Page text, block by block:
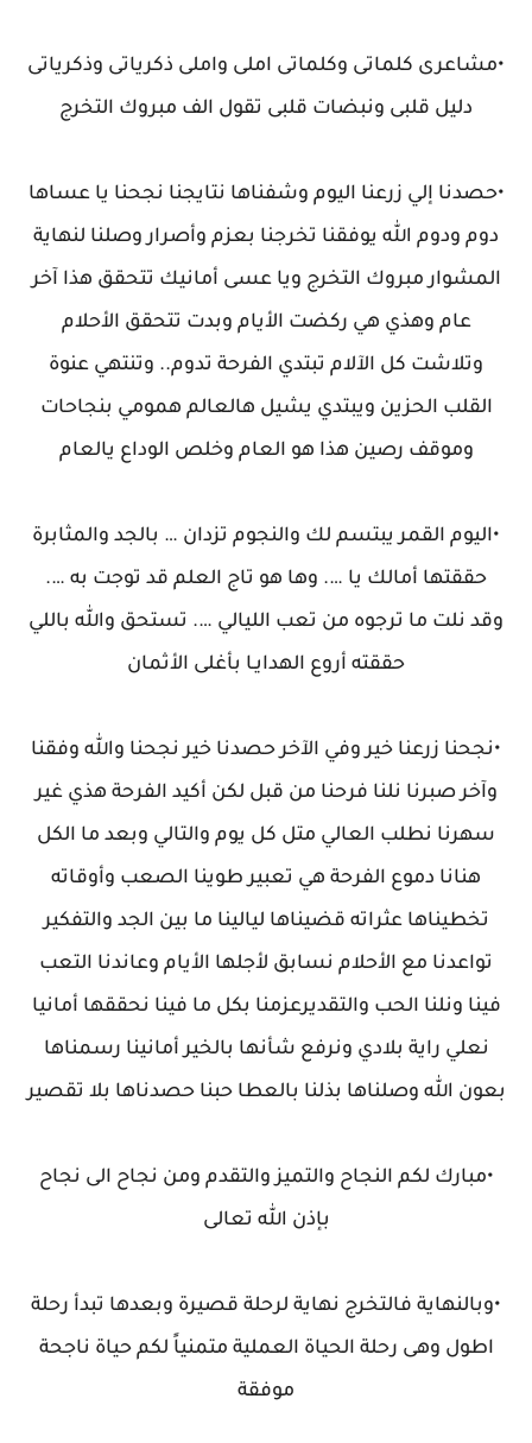
•مشاعرى كلماتى وكلماتى املى واملى ذكرياتى وذكرياتى
دليل قلبى ونبضات قلبى تقول الف مبروك التخرج
•حصدنا إلي زرعنا اليوم وشفناها نتايجنا نجحنا يا عساها
دوم ودوم الله يوفقنا تخرجنا بعزم وأصرار وصلنا لنهاية
المشوار مبروك التخرج ويا عسى أمانيك تتحقق هذا آخر
عام وهذي هي ركضت الأيام وبدت تتحقق الأحلام
وتلاشت كل الآلام تبتدي الفرحة تدوم.. وتنتهي عنوة
القلب الحزين ويبتدي يشيل هالعالم همومي بنجاحات
وموقف رصين هذا هو العام وخلص الوداع يالعام
•اليوم القمر يبتسم لك والنجوم تزدان … بالجد والمثابرة
حققتها أمالك يا …. وها هو تاج العلم قد توجت به ….
وقد نلت ما ترجوه من تعب الليالي …. تستحق والله باللي
حققته أروع الهدايـا بأغلى الأثمان
•نجحنا زرعنا خير وفي الآخر حصدنا خير نجحنا والله وفقنا
وآخر صبرنا نلنا فرحنا من قبل لكن أكيد الفرحة هذي غير
سهرنا نطلب العالي متل كل يوم والتالي وبعد ما الكل
هنانا دموع الفرحة هي تعبير طوينا الصعب وأوقاته
تخطيناها عثراته قضيناها ليالينا ما بين الجد والتفكير
تواعدنا مع الأحلام نسابق لأجلها الأيام وعاندنا التعب
فينا ونلنا الحب والتقديرعزمنا بكل ما فينا نحققها أمانيا
نعلي راية بلادي ونرفع شأنها بالخير أمانينا رسمناها
بعون الله وصلناها بذلنا بالعطا حبنا حصدناها بلا تقصير
•مبارك لكم النجاح والتميز والتقدم ومن نجاح الى نجاح
بإذن الله تعالى
•وبالنهاية فالتخرج نهاية لرحلة قصيرة وبعدها تبدأ رحلة
اطول وهى رحلة الحياة العملية متمنياً لكم حياة ناجحة
موفقة